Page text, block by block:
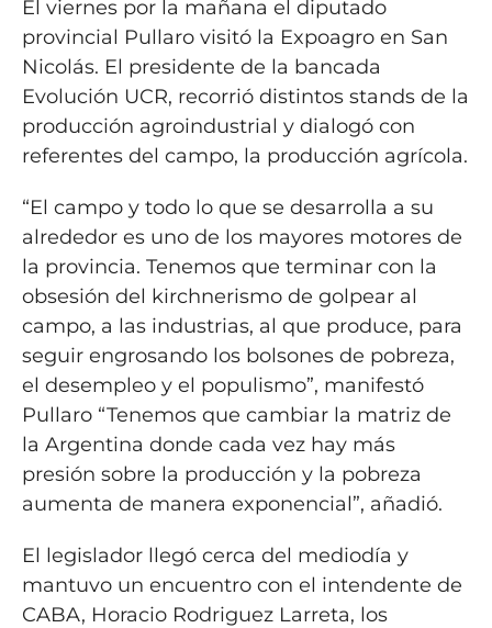
El viernes por la mañana el diputado
provincial Pullaro visitó la Expoagro en San
Nicolás. El presidente de la bancada
Evolución UCR, recorrió distintos stands de la
producción agroindustrial y dialogó con
referentes del campo, la producción agrícola.
“El campo y todo lo que se desarrolla a su
alrededor es uno de los mayores motores de
la provincia. Tenemos que terminar con la
obsesión del kirchnerismo de golpear al
campo, a las industrias, al que produce, para
seguir engrosando los bolsones de pobreza,
el desempleo y el populismo”, manifestó
Pullaro “Tenemos que cambiar la matriz de
la Argentina donde cada vez hay más
presión sobre la producción y la pobreza
aumenta de manera exponencial”, añadió.
El legislador llegó cerca del mediodía y
mantuvo un encuentro con el intendente de
CABA, Horacio Rodriguez Larreta, los